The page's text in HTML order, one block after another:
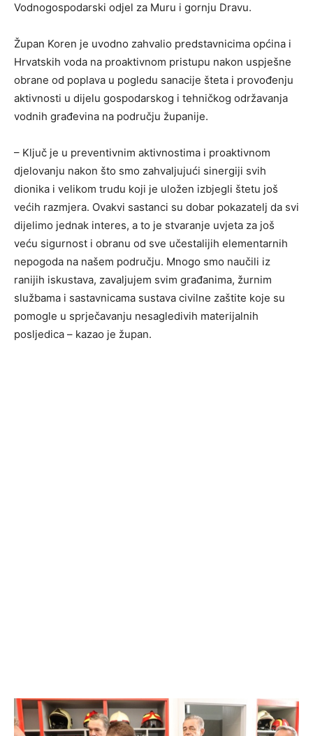
Vodnogospodarski odjel za Muru i gornju Dravu.
Župan Koren je uvodno zahvalio predstavnicima općina i
Hrvatskih voda na proaktivnom pristupu nakon uspješne
obrane od poplava u pogledu sanacije šteta i provođenju
aktivnosti u dijelu gospodarskog i tehničkog održavanja
vodnih građevina na području županije.
– Ključ je u preventivnim aktivnostima i proaktivnom
djelovanju nakon što smo zahvaljujući sinergiji svih
dionika i velikom trudu koji je uložen izbjegli štetu još
većih razmjera. Ovakvi sastanci su dobar pokazatelj da svi
dijelimo jednak interes, a to je stvaranje uvjeta za još
veću sigurnost i obranu od sve učestalijih elementarnih
nepogoda na našem području. Mnogo smo naučili iz
ranijih iskustava, zavaljujem svim građanima, žurnim
službama i sastavnicama sustava civilne zaštite koje su
pomogle u sprječavanju nesagledivih materijalnih
posljedica – kazao je župan.